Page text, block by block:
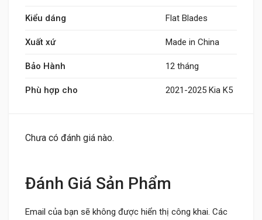
Kiểu dáng Flat Blades
Xuất xứ Made in China
Bảo Hành 12 tháng
Phù hợp cho 2021-2025 Kia K5
Chưa có đánh giá nào.
Đánh Giá Sản Phẩm
Email của bạn sẽ không được hiển thị công khai. Các